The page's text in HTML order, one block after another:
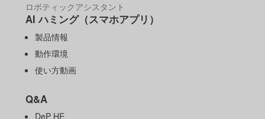
ロボティックアシスタント
AI ハミング（スマホアプリ）
製品情報
動作環境
使い方動画
Q&A
DeP HE